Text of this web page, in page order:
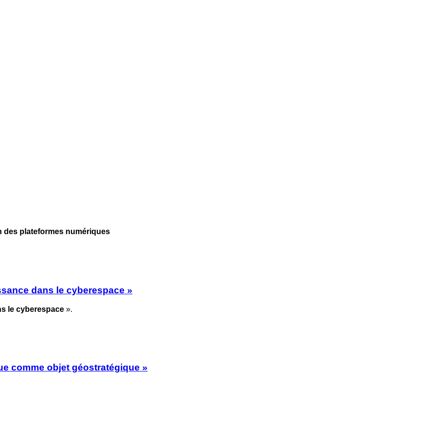
plateformes numériques
dans le cyberespace »
le cyberespace ».
comme objet géostratégique »